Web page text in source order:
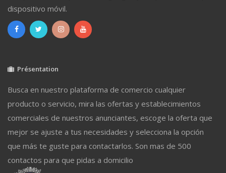
dispositivo móvil.
Présentation
Busca en nuestro plataforma de comercio cualquier
producto o servicio, mira las ofertas y establecimientos
comerciales de nuestros anunciantes, escoge la oferta que
mejor se ajuste a tus necesidades y selecciona la opción
que más te guste para contactarlos. Son mas de 500
contactos para que pidas a domicilio